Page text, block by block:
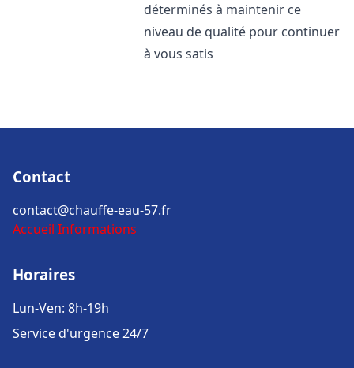
déterminés à maintenir ce
niveau de qualité pour continuer
à vous satis
Contact
contact@chauffe-eau-57.fr
Accueil Informations
Horaires
Lun-Ven: 8h-19h
Service d'urgence 24/7